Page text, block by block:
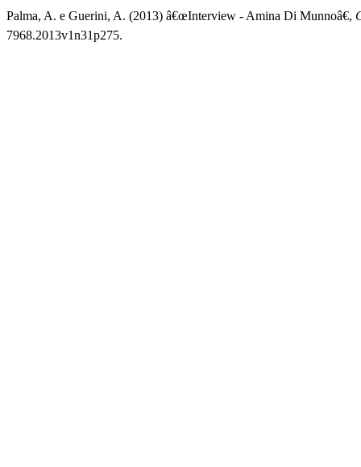
Palma, A. e Guerini, A. (2013) â€œInterview - Amina Di Munnoâ€,
7968.2013v1n31p275.